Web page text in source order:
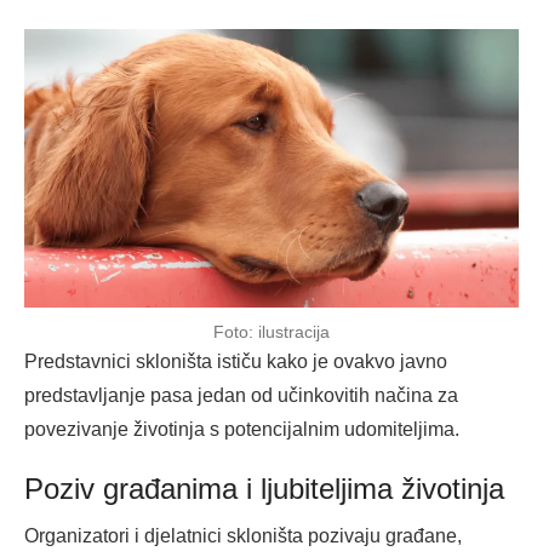
Foto: ilustracija
Predstavnici skloništa ističu kako je ovakvo javno
predstavljanje pasa jedan od učinkovitih načina za
povezivanje životinja s potencijalnim udomiteljima.
Poziv građanima i ljubiteljima životinja
Organizatori i djelatnici skloništa pozivaju građane,